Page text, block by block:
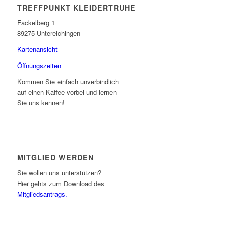
TREFFPUNKT KLEIDERTRUHE
Fackelberg 1
89275 Unterelchingen
Kartenansicht
Öffnungszeiten
Kommen Sie einfach unverbindlich
auf einen Kaffee vorbei und lernen
Sie uns kennen!
MITGLIED WERDEN
Sie wollen uns unterstützen?
Hier gehts zum Download des
Mitgliedsantrags.